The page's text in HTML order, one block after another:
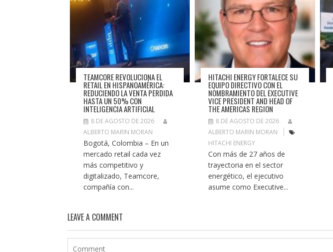
TEAMCORE REVOLUCIONA EL
RETAIL EN HISPANOAMÉRICA:
REDUCIENDO LA VENTA PERDIDA
HASTA UN 50% CON
INTELIGENCIA ARTIFICIAL
8 DE AGOSTO DE 2026
ALBERTO MARIN MORAN
Bogotá, Colombia – En un
mercado retail cada vez
más competitivo y
digitalizado, Teamcore,
compañía con...
HITACHI ENERGY FORTALECE SU
EQUIPO DIRECTIVO CON EL
NOMBRAMIENTO DEL EXECUTIVE
VICE PRESIDENT AND HEAD OF
THE AMERICAS REGION
8 DE AGOSTO DE 2026
ALBERTO MARIN MORAN
HITACHI ENERGY
Con más de 27 años de
trayectoria en el sector
energético, el ejecutivo
asume como Executive...
LEAVE A COMMENT